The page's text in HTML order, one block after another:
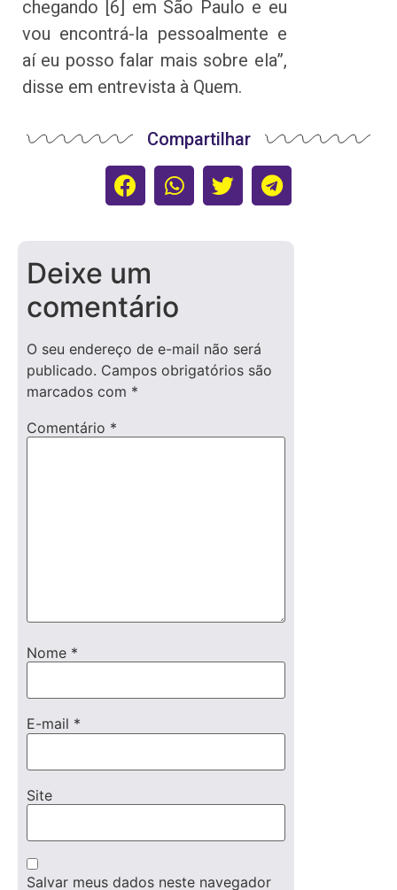
chegando [6] em São Paulo e eu
vou encontrá-la pessoalmente e
aí eu posso falar mais sobre ela”,
disse em entrevista à Quem.
Compartilhar
Deixe um
comentário
O seu endereço de e-mail não será
publicado. Campos obrigatórios são
marcados com *
Comentário *
Nome *
E-mail *
Site
Salvar meus dados neste navegador